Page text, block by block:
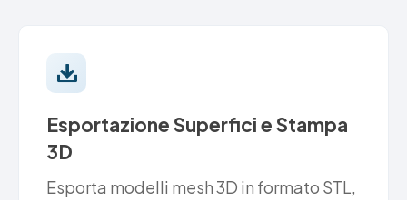
Esportazione Superfici e Stampa
3D
Esporta modelli mesh 3D in formato STL,